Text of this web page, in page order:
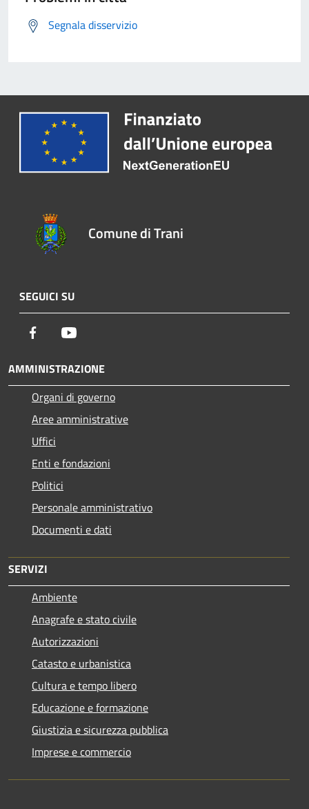
Segnala disservizio
Comune di Trani
SEGUICI SU
Facebook
AMMINISTRAZIONE
Organi di governo
Aree amministrative
Uffici
Enti e fondazioni
Politici
Personale amministrativo
Documenti e dati
SERVIZI
Ambiente
Anagrafe e stato civile
Autorizzazioni
Catasto e urbanistica
Cultura e tempo libero
Educazione e formazione
Giustizia e sicurezza pubblica
Imprese e commercio